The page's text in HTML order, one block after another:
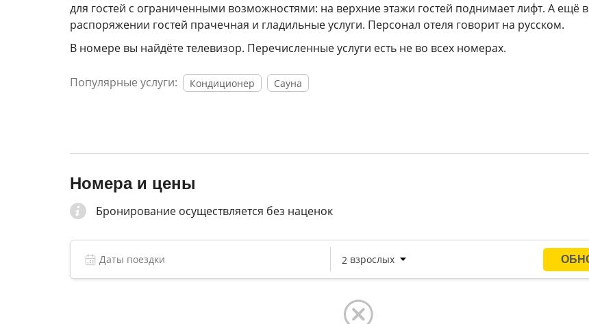
для гостей с ограниченными возможностями: на верхние этажи гостей поднимает лифт. А ещё в
распоряжении гостей прачечная и гладильные услуги. Персонал отеля говорит на русском.
В номере вы найдёте телевизор. Перечисленные услуги есть не во всех номерах.
Популярные услуги: Кондиционер Сауна
Номера и цены
Бронирование осуществляется без наценок